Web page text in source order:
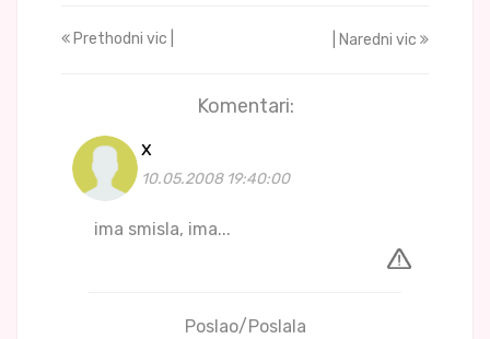
Prethodni vic | | Naredni vic
Komentari:
x
10.05.2008 19:40:00
ima smisla, ima...
Poslao/Poslala